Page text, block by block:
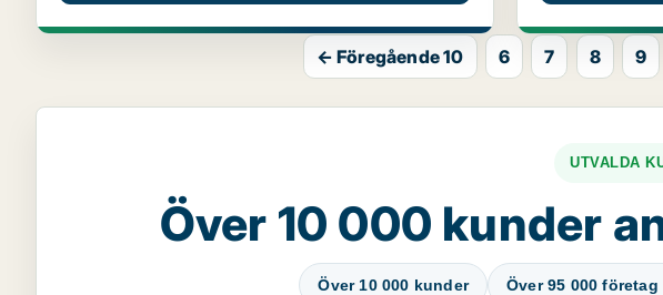
← Föregående 10 6 7 8 9
UTVALDA
Över 10 000 kunder
Över 10 000 kunder Över 95 000